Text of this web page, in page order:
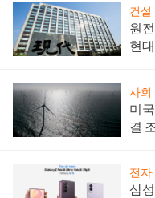
건설
원
현
사회
미
결
전자
삼